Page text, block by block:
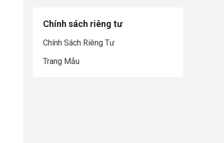
Chính sách riêng tư
Chính Sách Riêng Tư
Trang Mẫu